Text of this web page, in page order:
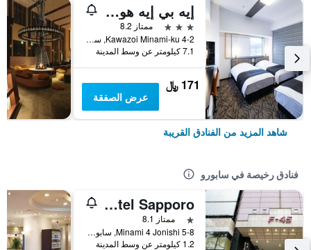
إيه بي إيه هوتل آند ريزورت سابورو
3 نجوم
ممتاز 8.2
4-2 Kawazoi Minami-ku, سابورو, اليابان
7.1 كيلومتر عن وسط المدينة
171 ﷼
عرض الصفقة
شاهد المزيد من الفنادق القريبة
فنادق رخيصة في سابورو
Theatel Sapporo
نجمة واحدة
ممتاز 8.1
Minami 4 Jonishi 5-8, سابورو, اليابان
1.2 كيلومتر عن وسط المدينة